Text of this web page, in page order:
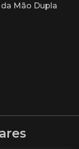
Mão Dupla